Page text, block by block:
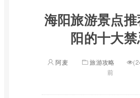
海阳旅游景点
阳的十大
阿麦 旅游攻略
前